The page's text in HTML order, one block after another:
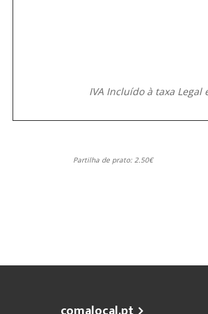
IVA Incluído à taxa Legal
Partilha de prato: 2.50€